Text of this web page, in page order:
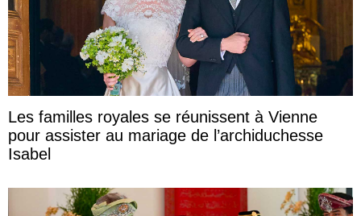
Les familles royales se réunissent à Vienne
pour assister au mariage de l’archiduchesse
Isabel